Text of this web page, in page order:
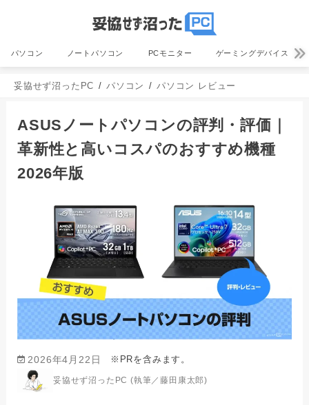
パソコン ノートパソコン PCモニター ゲーミングデバイス
妥協せず沼ったPC パソコン パソコン レビュー
ASUSノートパソコンの評判・評価｜
革新性と高いコスパのおすすめ機種
2026年版
2026年4月22日 ※PRを含みます。
妥協せず沼ったPC (執筆／藤田康太郎)